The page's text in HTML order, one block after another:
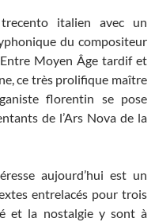
italien avec un
du compositeur
Moyen Âge tardif et
ce très prolifique maître
florentin se pose
de l’Ars Nova de la
aujourd’hui est un
entrelacés pour trois
et la nostalgie y sont à